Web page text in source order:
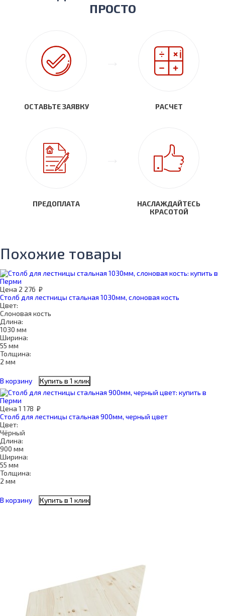
ПРОСТО
ОСТАВЬТЕ ЗАЯВКУ РАСЧЕТ
ПРЕДОПЛАТА
НАСЛАЖДАЙТЕСЬ
КРАСОТОЙ
Похожие товары
Цена 2 276 ₽
Столб для лестницы стальная 1030мм, слоновая кость
Цвет:
Слоновая кость
Длина:
1030 мм
Ширина:
55 мм
Толщина:
2 мм
В корзину Купить в 1 клик
Цена 1 178 ₽
Столб для лестницы стальная 900мм, черный цвет
Цвет:
Чёрный
Длина:
900 мм
Ширина:
55 мм
Толщина:
2 мм
В корзину Купить в 1 клик